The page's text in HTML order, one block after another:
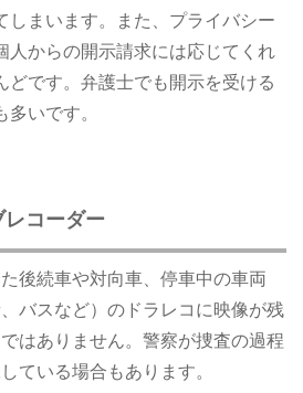
しまいます。また、プライバシー
人からの開示請求には応じてくれ
どです。弁護士でも開示を受ける
いです。
コーダー
後続車や対向車、停車中の車両
バスなど）のドラレコに映像が残
はありません。警察が捜査の過程
ている場合もあります。